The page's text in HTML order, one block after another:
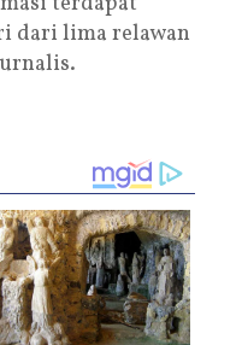
dari lima relawan